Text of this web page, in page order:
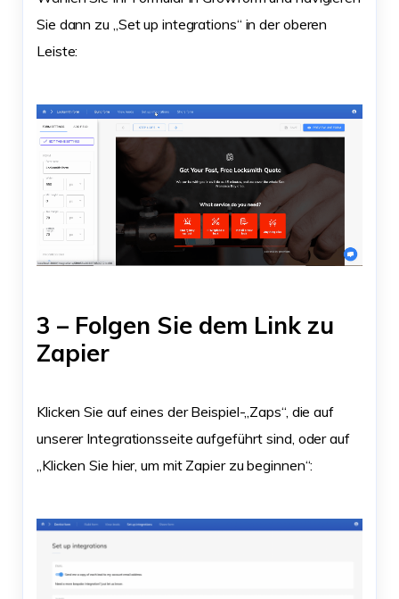
Sie dann zu „Set up integrations“ in der oberen
Leiste:
3 – Folgen Sie dem Link zu
Zapier
Klicken Sie auf eines der Beispiel-„Zaps“, die auf
unserer Integrationsseite aufgeführt sind, oder auf
„Klicken Sie hier, um mit Zapier zu beginnen“: